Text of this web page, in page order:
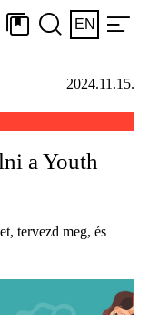
EN
2024.11.15.
a Youth
tervezd meg, és